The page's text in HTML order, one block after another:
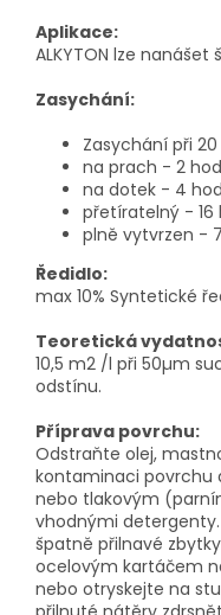
Aplikace:
ALKYTON lze
Zasychání:
Zasychání při
na prach - 2
na dotek - 4
přetíratelný - 16
plně vytvrzen -
Ředidlo:
max 10% Syntetické
Teoretická
10,5 m2 /l při 50µm
odstínu.
Příprava povrchu:
Odstraňte olej,
kontaminaci povrchu
nebo tlakovým
vhodnými
špatně přilnavé
ocelovým kartáčem
nebo otryskejte na